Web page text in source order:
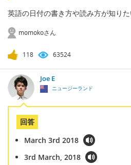
英語の日付の書き方や読み方が知りた
momokoさん
118 63524
Joe E
ニュージーランド
回答
March 3rd 2018
3rd March, 2018